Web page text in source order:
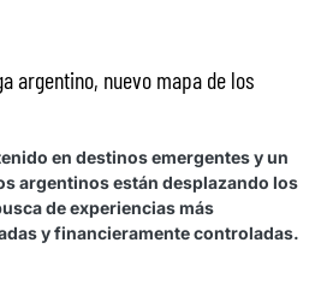
argentino, nuevo mapa de los
en destinos emergentes y un
argentinos están desplazando los
de experiencias más
y financieramente controladas.